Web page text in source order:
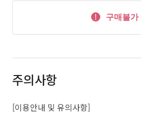
구매불가
주의사항
[이용안내 및 유의사항]